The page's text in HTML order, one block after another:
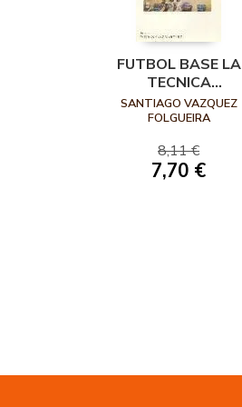
FUTBOL BASE LA
TECNICA
APLICADA A LOS
DIFERENTES
SANTIAGO VAZQUEZ
FOLGUEIRA
8,11 €
7,70 €